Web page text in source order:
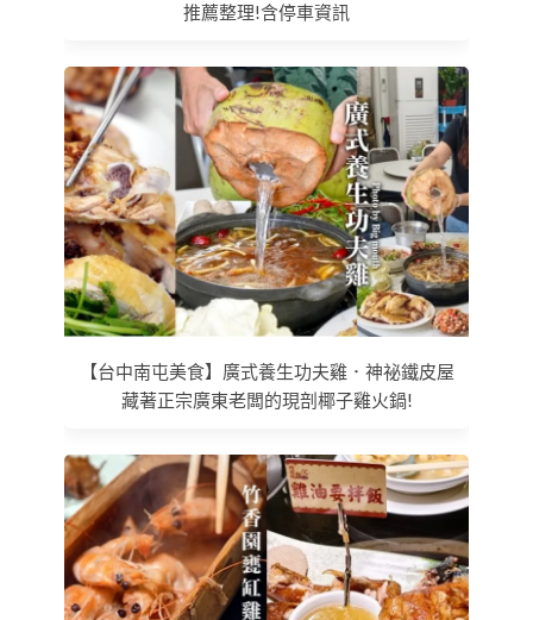
推薦整理!含停車資訊
【台中南屯美食】廣式養生功夫雞．神祕鐵皮屋
藏著正宗廣東老闆的現剖椰子雞火鍋!